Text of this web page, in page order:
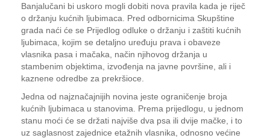
Banjalučani bi uskoro mogli dobiti nova pravila kada je riječ
o držanju kućnih ljubimaca. Pred odbornicima Skupštine
grada naći će se Prijedlog odluke o držanju i zaštiti kućnih
ljubimaca, kojim se detaljno uređuju prava i obaveze
vlasnika pasa i mačaka, način njihovog držanja u
stambenim objektima, izvođenja na javne površine, ali i
kaznene odredbe za prekršioce.
Jedna od najznačajnijih novina jeste ograničenje broja
kućnih ljubimaca u stanovima. Prema prijedlogu, u jednom
stanu moći će se držati najviše dva psa ili dvije mačke, i to
uz saglasnost zajednice etažnih vlasnika, odnosno većine